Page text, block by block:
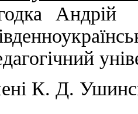
К. Д.